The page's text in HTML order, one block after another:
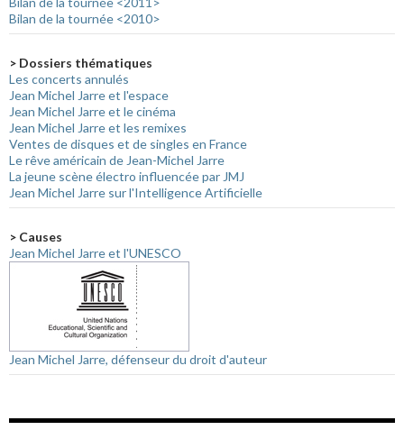
Bilan de la tournée <2010>
> Dossiers thématiques
Les concerts annulés
Jean Michel Jarre et l'espace
Jean Michel Jarre et le cinéma
Jean Michel Jarre et les remixes
Ventes de disques et de singles en France
Le rêve américain de Jean-Michel Jarre
La jeune scène électro influencée par JMJ
Jean Michel Jarre sur l'Intelligence Artificielle
> Causes
Jean Michel Jarre et l'UNESCO
Jean Michel Jarre, défenseur du droit d'auteur